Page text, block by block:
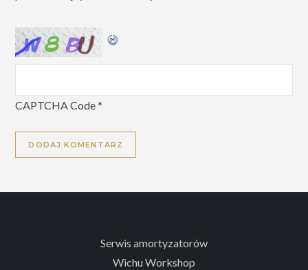
CAPTCHA Code*
Serwis amortyzatorów
Wichu Workshop